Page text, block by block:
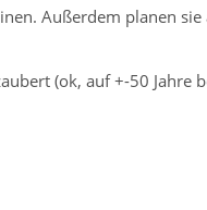
Außerdem planen sie
(ok, auf +-50 Jahre